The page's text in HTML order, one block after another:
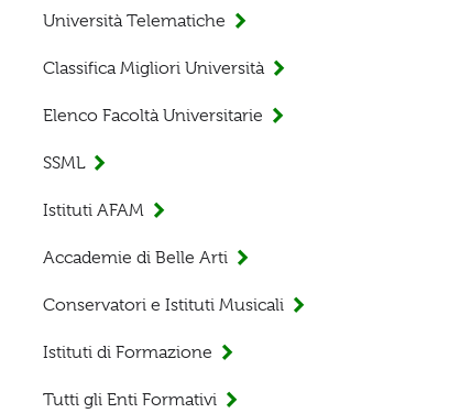
Università Telematiche
Classifica Migliori Università
Elenco Facoltà Universitarie
SSML
Istituti AFAM
Accademie di Belle Arti
Conservatori e Istituti Musicali
Istituti di Formazione
Tutti gli Enti Formativi